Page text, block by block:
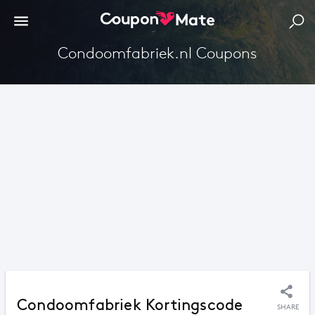
Condoomfabriek.nl Coupons
Condoomfabriek Kortingscode SHARE